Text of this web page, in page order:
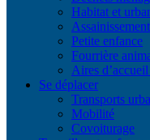
Habitat et
Petite enfance
Fourrière
Aires
Se déplacer
Transports
Mobilité
Covoiturage